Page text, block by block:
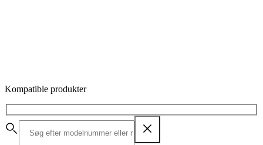
Kompatible produkter